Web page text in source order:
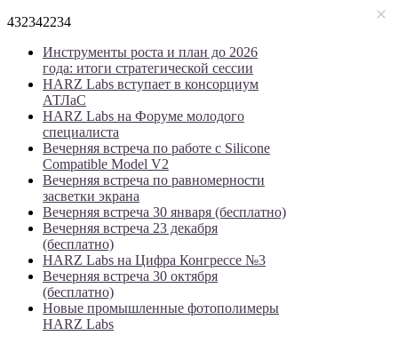
432342234
Инструменты роста и план до 2026
года: итоги стратегической сессии
HARZ Labs вступает в консорциум
АТЛаС
HARZ Labs на Форуме молодого
специалиста
Вечерняя встреча по работе с Silicone
Compatible Model V2
Вечерняя встреча по равномерности
засветки экрана
Вечерняя встреча 30 января (бесплатно)
Вечерняя встреча 23 декабря
(бесплатно)
HARZ Labs на Цифра Конгрессе №3
Вечерняя встреча 30 октября
(бесплатно)
Новые промышленные фотополимеры
HARZ Labs